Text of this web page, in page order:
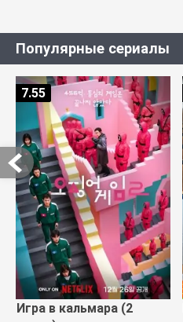
Популярные сериалы
Игра в кальмара (2
7.55